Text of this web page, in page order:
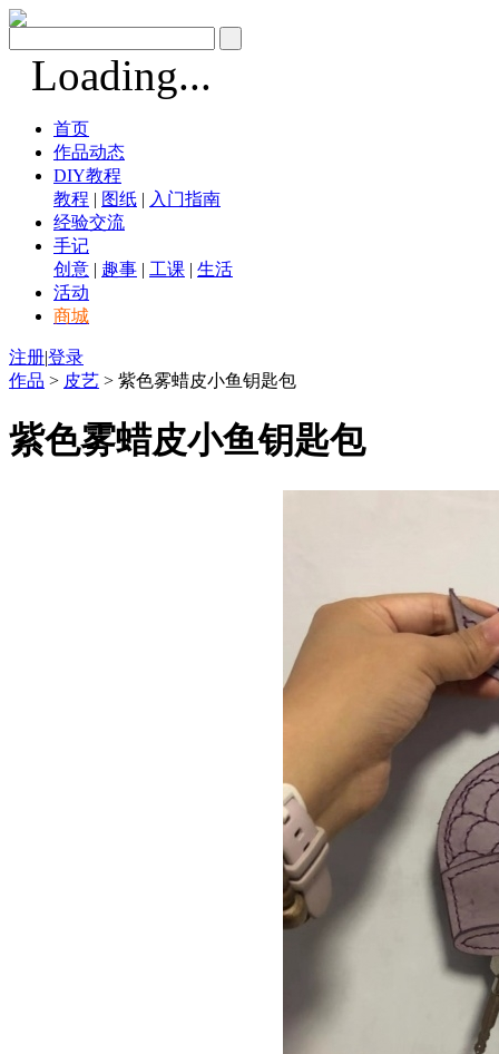
Loading...
首页
作品动态
DIY教程
教程 | 图纸 | 入门指南
经验交流
手记
创意 | 趣事 | 工课 | 生活
活动
商城
注册|登录
作品 > 皮艺 > 紫色雾蜡皮小鱼钥匙包
紫色雾蜡皮小鱼钥匙包